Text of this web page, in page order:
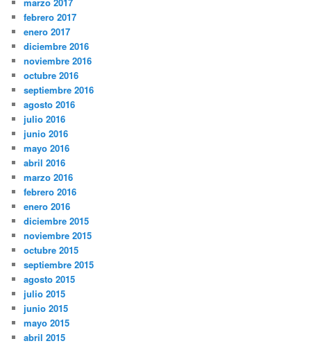
marzo 2017
febrero 2017
enero 2017
diciembre 2016
noviembre 2016
octubre 2016
septiembre 2016
agosto 2016
julio 2016
junio 2016
mayo 2016
abril 2016
marzo 2016
febrero 2016
enero 2016
diciembre 2015
noviembre 2015
octubre 2015
septiembre 2015
agosto 2015
julio 2015
junio 2015
mayo 2015
abril 2015